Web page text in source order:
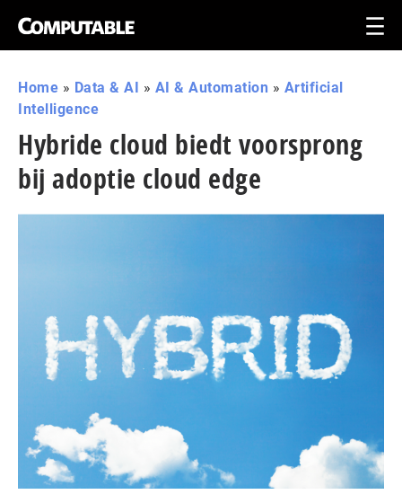
Home » Data & AI » AI & Automation » Artificial
Intelligence
Hybride cloud biedt voorsprong
bij adoptie cloud edge